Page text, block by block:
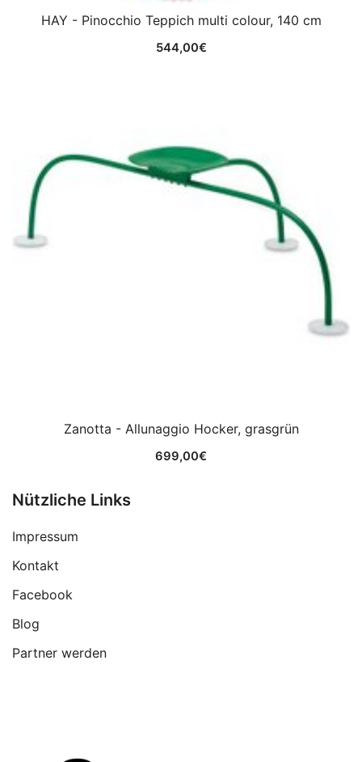
HAY - Pinocchio Teppich multi colour, 140 cm
544,00€
Zanotta - Allunaggio Hocker, grasgrün
699,00€
Nützliche Links
Impressum
Kontakt
Facebook
Blog
Partner werden